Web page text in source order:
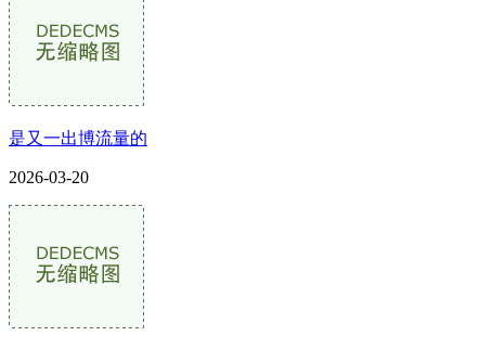
是又一出博流量的
2026-03-20